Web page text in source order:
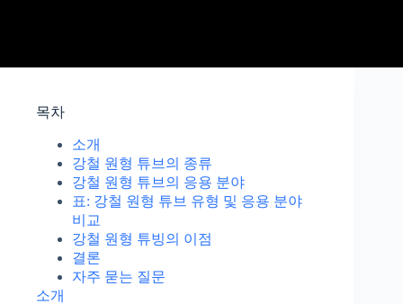
목차
소개
강철 원형 튜브의 종류
강철 원형 튜브의 응용 분야
표: 강철 원형 튜브 유형 및 응용 분야
비교
강철 원형 튜빙의 이점
결론
자주 묻는 질문
소개